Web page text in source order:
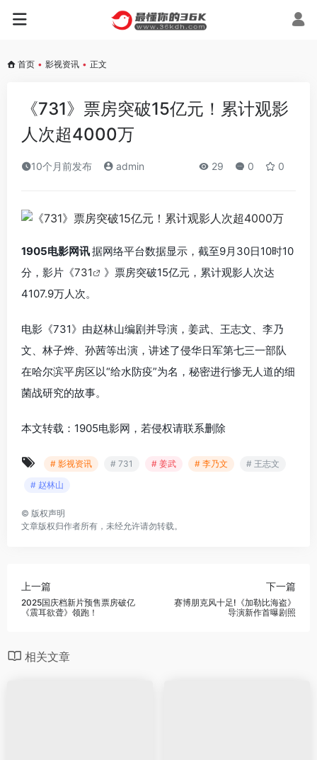
首页 • 影视资讯 • 正文
《731》票房突破15亿元！累计观影
人次超4000万
10个月前发布 admin 29 0 0
1905电影网讯据网络平台数据显示，截至9月30日10时10
分，影片《731
》票房突破15亿元，累计观影人次达
4107.9万人次。
电影《731》由赵林山编剧并导演，姜武、王志文、李乃
文、林子烨、孙茜等出演，讲述了侵华日军第七三一部队
在哈尔滨平房区以“给水防疫”为名，秘密进行惨无人道的细
菌战研究的故事。
本文转载：1905电影网，若侵权请联系删除
# 影视资讯 # 731 # 姜武 # 李乃文
# 王志文
# 赵林山
© 版权声明
文章版权归作者所有，未经允许请勿转载。
上一篇
2025国庆档新片预售票房破亿
《震耳欲聋》领跑！
下一篇
赛博朋克风十足!《加勒比海盗》
导演新作首曝剧照
相关文章